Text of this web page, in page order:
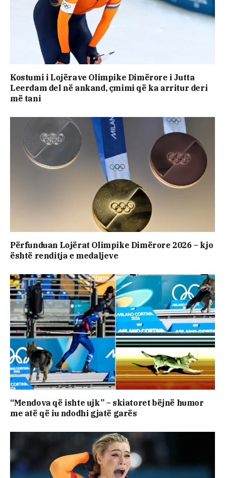
Kostumi i Lojërave Olimpike Dimërore i Jutta
Leerdam del në ankand, çmimi që ka arritur deri
më tani
Përfunduan Lojërat Olimpike Dimërore 2026 – kjo
është renditja e medaljeve
“Mendova që ishte ujk” – skiatoret bëjnë humor
me atë që iu ndodhi gjatë garës